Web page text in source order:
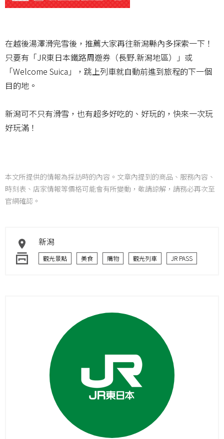
在越後湯澤滑完雪後，推薦大家再往新潟縣內多探索一下！
只要有「JR東日本鐵路周遊券（長野.新潟地區）」或
「Welcome Suica」，跳上列車就自動前進到旅程的下一個
目的地。
新潟可不只有滑雪，也有超多好吃的、好玩的，快來一次玩
好玩滿！
本文所提供的情報為採訪時的內容。文章內提到的商品、服務內容、
時刻表、店家情報等價格可能會有所變動，敬請諒解，請務必再次至
官網確認。
新潟
觀光景點 美食 購物 觀光列車 JR PASS